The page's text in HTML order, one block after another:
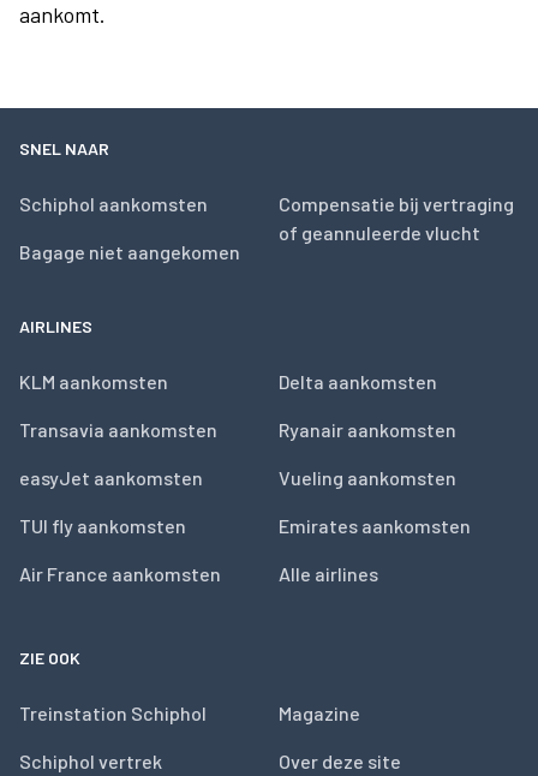
aankomt.
SNEL NAAR
Schiphol aankomsten
Bagage niet aangekomen
Compensatie bij vertraging
of geannuleerde vlucht
AIRLINES
KLM aankomsten
Transavia aankomsten
easyJet aankomsten
TUI fly aankomsten
Air France aankomsten
Delta aankomsten
Ryanair aankomsten
Vueling aankomsten
Emirates aankomsten
Alle airlines
ZIE OOK
Treinstation Schiphol
Schiphol vertrek
Magazine
Over deze site